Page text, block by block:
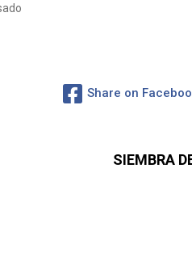
Share on
SIEMBRA